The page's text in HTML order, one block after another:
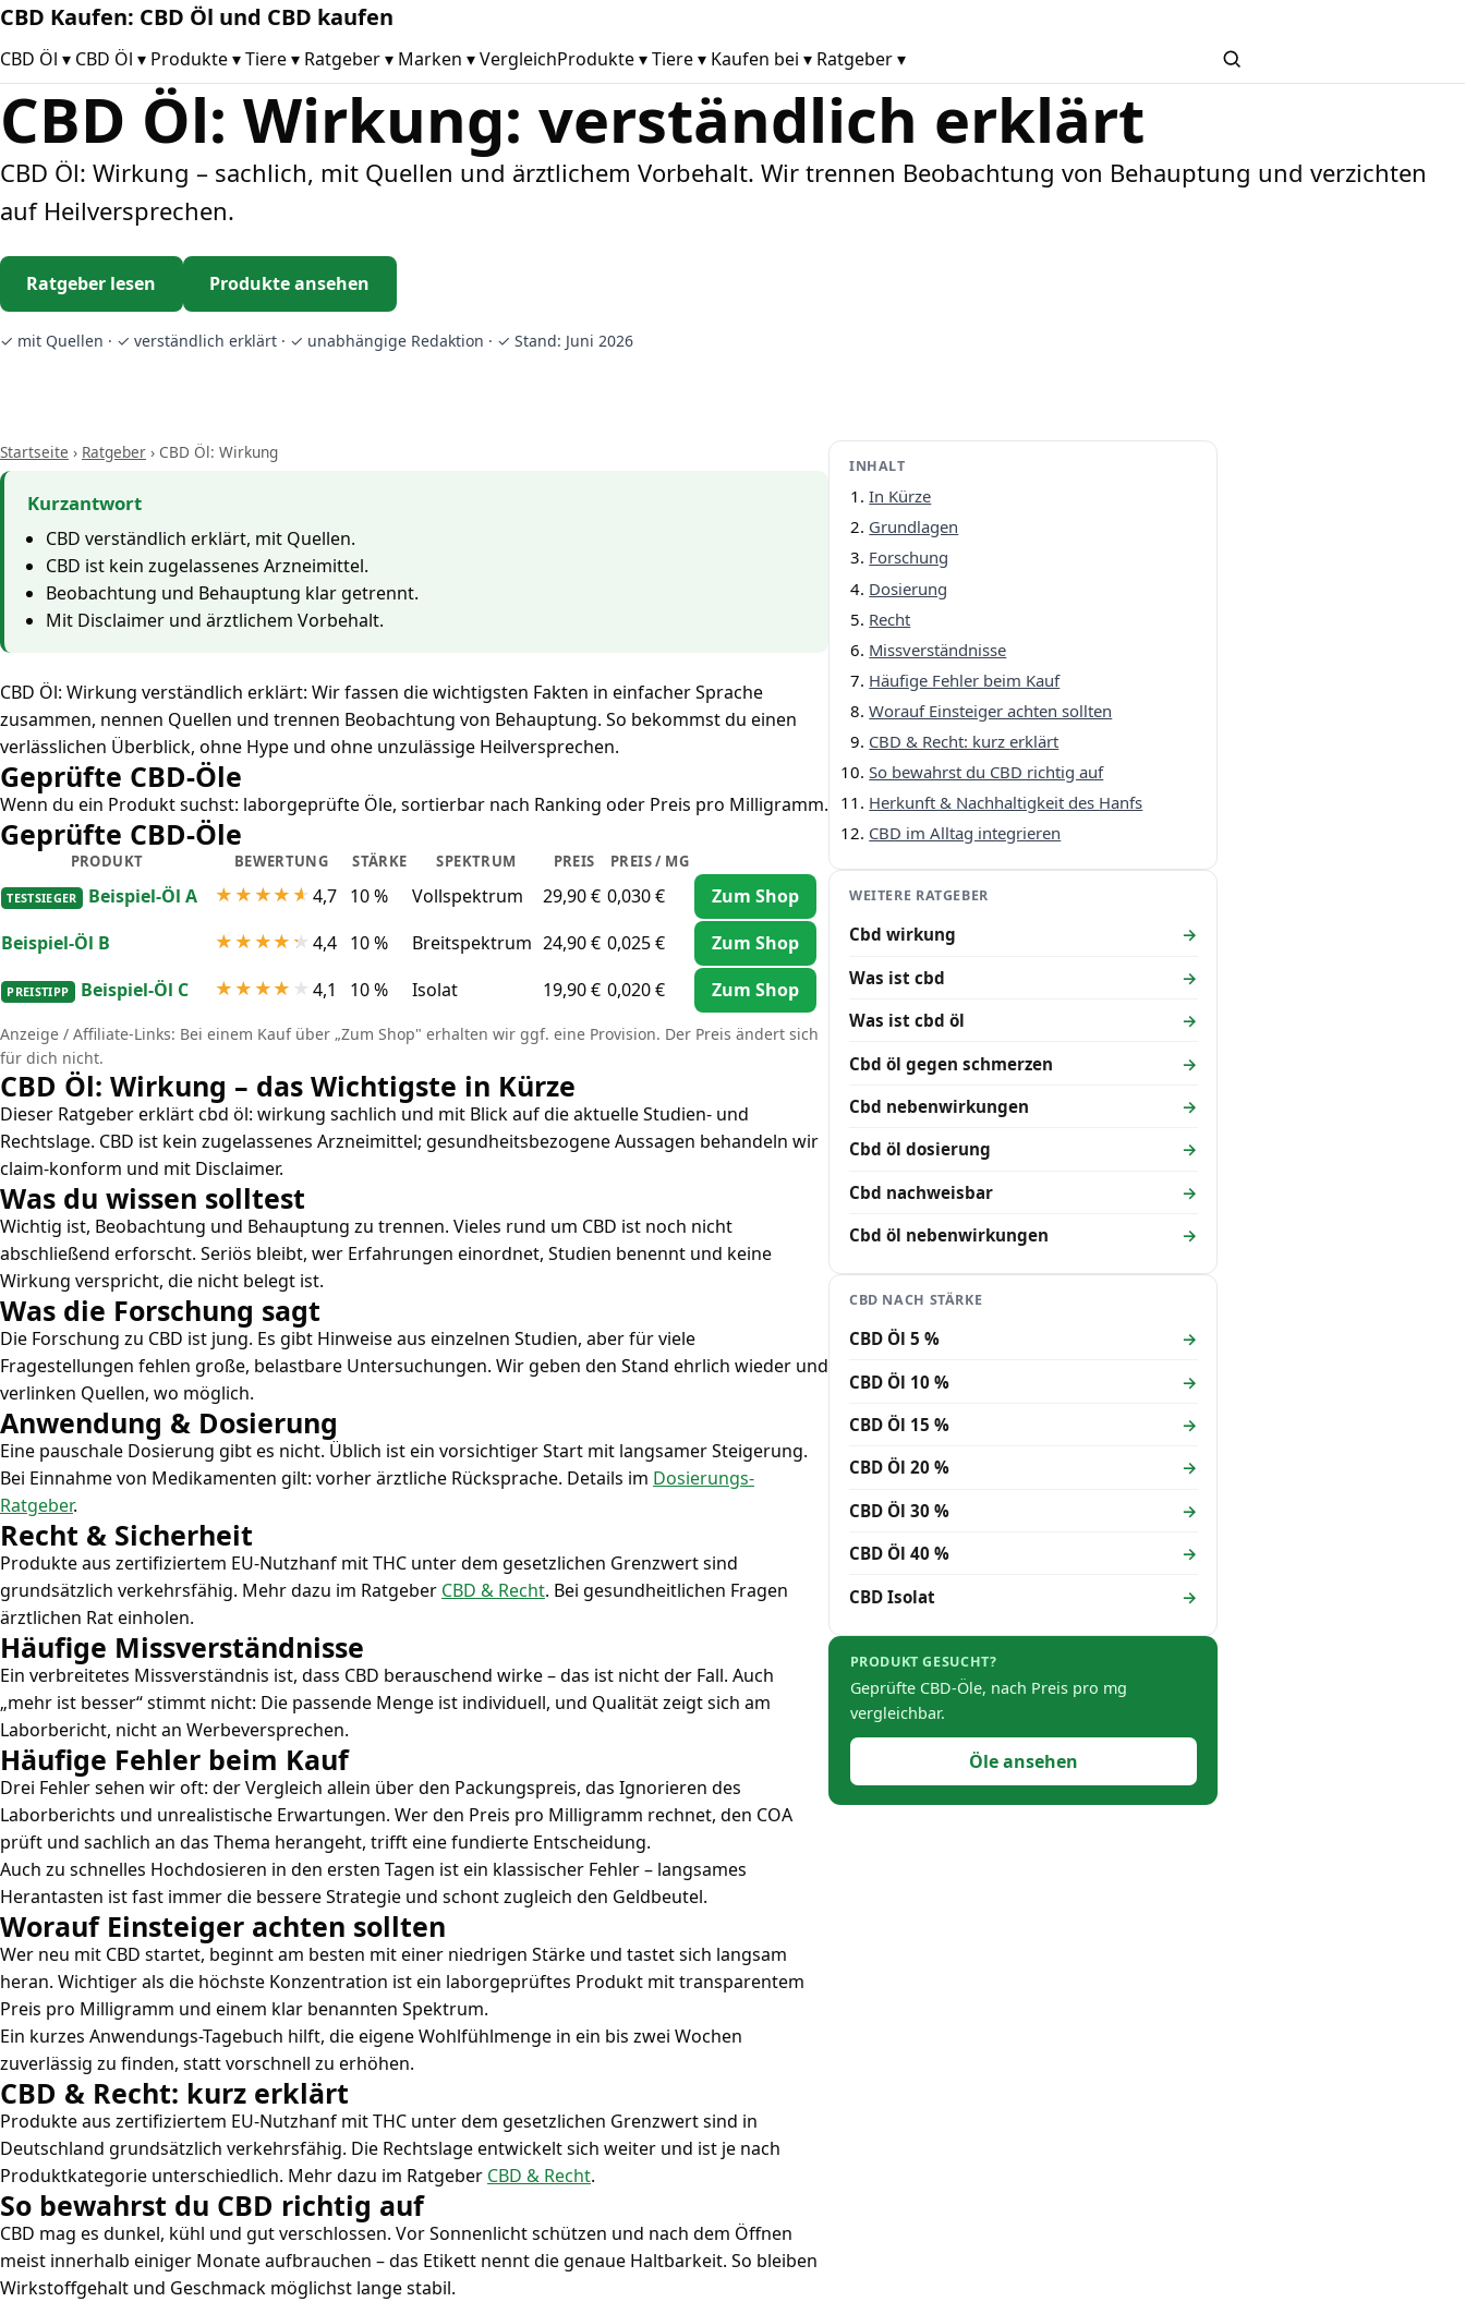
CBD Kaufen: CBD Öl und CBD kaufen
CBD Öl ▾ CBD Öl ▾ Produkte▾Tiere▾ Ratgeber▾ Marken ▾VergleichProdukte▾Tiere▾ Kaufen bei ▾ Ratgeber▾ Search
CBD Öl: Wirkung: verständlich erklärt
CBD Öl: Wirkung – sachlich, mit Quellen und ärztlichem Vorbehalt. Wir trennen Beobachtung von Behauptung und verzichten
auf Heilversprechen.
Ratgeber lesen Produkte ansehen
✓ mit Quellen · ✓ verständlich erklärt · ✓ unabhängige Redaktion · ✓ Stand: Juni 2026
Startseite › Ratgeber › CBD Öl: Wirkung
Kurzantwort
CBD verständlich erklärt, mit Quellen.
CBD ist kein zugelassenes Arzneimittel.
Beobachtung und Behauptung klar getrennt.
Mit Disclaimer und ärztlichem Vorbehalt.
CBD Öl: Wirkung verständlich erklärt: Wir fassen die wichtigsten Fakten in einfacher Sprache
zusammen, nennen Quellen und trennen Beobachtung von Behauptung. So bekommst du einen
verlässlichen Überblick, ohne Hype und ohne unzulässige Heilversprechen.
Geprüfte CBD-Öle
Wenn du ein Produkt suchst: laborgeprüfte Öle, sortierbar nach Ranking oder Preis pro Milligramm.
Geprüfte CBD-Öle
PRODUKT BEWERTUNG STÄRKE SPEKTRUM PREIS PREIS / MG
TESTSIEGER Beispiel-Öl A 4,7 10 % Vollspektrum 29,90 € 0,030 €
Zum Shop
Beispiel-Öl B
4,4 10 % Breitspektrum 24,90 € 0,025 € Zum Shop
PREISTIPP Beispiel-Öl C 4,1 10 % Isolat 19,90 € 0,020 € Zum Shop
Anzeige / Affiliate-Links: Bei einem Kauf über „Zum Shop" erhalten wir ggf. eine Provision. Der Preis ändert sich
für dich nicht.
CBD Öl: Wirkung – das Wichtigste in Kürze
Dieser Ratgeber erklärt cbd öl: wirkung sachlich und mit Blick auf die aktuelle Studien- und
Rechtslage. CBD ist kein zugelassenes Arzneimittel; gesundheitsbezogene Aussagen behandeln wir
claim-konform und mit Disclaimer.
Was du wissen solltest
Wichtig ist, Beobachtung und Behauptung zu trennen. Vieles rund um CBD ist noch nicht
abschließend erforscht. Seriös bleibt, wer Erfahrungen einordnet, Studien benennt und keine
Wirkung verspricht, die nicht belegt ist.
Was die Forschung sagt
Die Forschung zu CBD ist jung. Es gibt Hinweise aus einzelnen Studien, aber für viele
Fragestellungen fehlen große, belastbare Untersuchungen. Wir geben den Stand ehrlich wieder und
verlinken Quellen, wo möglich.
Anwendung & Dosierung
Eine pauschale Dosierung gibt es nicht. Üblich ist ein vorsichtiger Start mit langsamer Steigerung.
Bei Einnahme von Medikamenten gilt: vorher ärztliche Rücksprache. Details im Dosierungs-
Ratgeber.
Recht & Sicherheit
Produkte aus zertifiziertem EU-Nutzhanf mit THC unter dem gesetzlichen Grenzwert sind
grundsätzlich verkehrsfähig. Mehr dazu im Ratgeber CBD & Recht. Bei gesundheitlichen Fragen
ärztlichen Rat einholen.
Häufige Missverständnisse
Ein verbreitetes Missverständnis ist, dass CBD berauschend wirke – das ist nicht der Fall. Auch
„mehr ist besser“ stimmt nicht: Die passende Menge ist individuell, und Qualität zeigt sich am
Laborbericht, nicht an Werbeversprechen.
Häufige Fehler beim Kauf
Drei Fehler sehen wir oft: der Vergleich allein über den Packungspreis, das Ignorieren des
Laborberichts und unrealistische Erwartungen. Wer den Preis pro Milligramm rechnet, den COA
prüft und sachlich an das Thema herangeht, trifft eine fundierte Entscheidung.
Auch zu schnelles Hochdosieren in den ersten Tagen ist ein klassischer Fehler – langsames
Herantasten ist fast immer die bessere Strategie und schont zugleich den Geldbeutel.
Worauf Einsteiger achten sollten
Wer neu mit CBD startet, beginnt am besten mit einer niedrigen Stärke und tastet sich langsam
heran. Wichtiger als die höchste Konzentration ist ein laborgeprüftes Produkt mit transparentem
Preis pro Milligramm und einem klar benannten Spektrum.
Ein kurzes Anwendungs-Tagebuch hilft, die eigene Wohlfühlmenge in ein bis zwei Wochen
zuverlässig zu finden, statt vorschnell zu erhöhen.
CBD & Recht: kurz erklärt
Produkte aus zertifiziertem EU-Nutzhanf mit THC unter dem gesetzlichen Grenzwert sind in
Deutschland grundsätzlich verkehrsfähig. Die Rechtslage entwickelt sich weiter und ist je nach
Produktkategorie unterschiedlich. Mehr dazu im Ratgeber CBD & Recht.
So bewahrst du CBD richtig auf
CBD mag es dunkel, kühl und gut verschlossen. Vor Sonnenlicht schützen und nach dem Öffnen
meist innerhalb einiger Monate aufbrauchen – das Etikett nennt die genaue Haltbarkeit. So bleiben
Wirkstoffgehalt und Geschmack möglichst lange stabil.
INHALT
In Kürze
Grundlagen
Forschung
Dosierung
Recht
Missverständnisse
Häufige Fehler beim Kauf
Worauf Einsteiger achten sollten
CBD & Recht: kurz erklärt
So bewahrst du CBD richtig auf
Herkunft & Nachhaltigkeit des Hanfs
CBD im Alltag integrieren
WEITERE RATGEBER
Cbd wirkung
Was ist cbd
Was ist cbd öl
Cbd öl gegen schmerzen
Cbd nebenwirkungen
Cbd öl dosierung
Cbd nachweisbar
Cbd öl nebenwirkungen
CBD NACH STÄRKE
CBD Öl 5 %
CBD Öl 10 %
CBD Öl 15 %
CBD Öl 20 %
CBD Öl 30 %
CBD Öl 40 %
CBD Isolat
PRODUKT GESUCHT?
Geprüfte CBD-Öle, nach Preis pro mg
vergleichbar.
Öle ansehen